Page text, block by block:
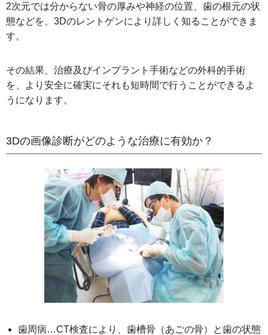
2次元では分からない骨の厚みや神経の位置、歯の根元の状
態などを、3Dのレントゲンにより詳しく知ることができま
す。
その結果、治療及びインプラント手術などの外科的手術
を、より安全に確実にそれも短時間で行うことができるよ
うになります。
3Dの画像診断がどのような治療に有効か？
歯周病…CT検査により、歯槽骨（あごの骨）と歯の状態